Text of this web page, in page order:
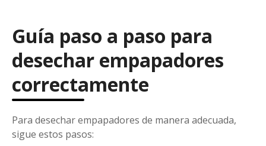
Guía paso a paso para
desechar empapadores
correctamente
Para desechar empapadores de manera adecuada,
sigue estos pasos: